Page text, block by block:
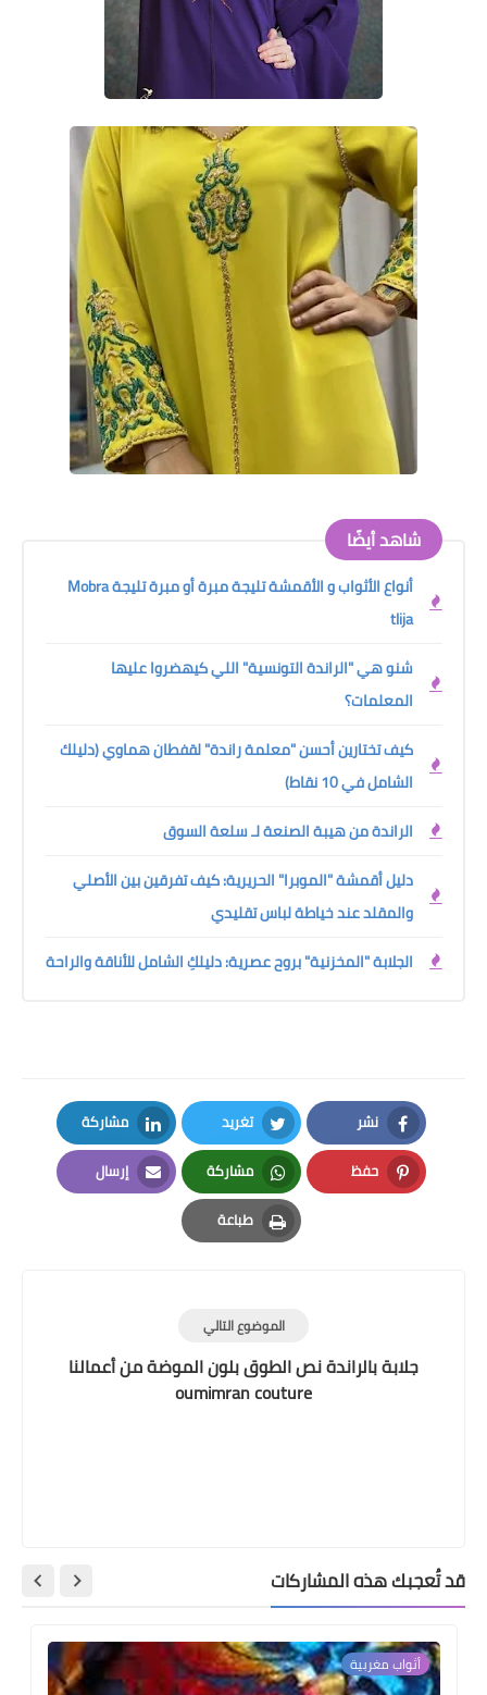
شاهد أيضًا
أنواع الأثواب و الأقمشة تليجة مبرة أو مبرة تليجة Mobra
tlija
شنو هي "الراندة التونسية" اللي كيهضروا عليها
المعلمات؟
كيف تختارين أحسن "معلمة راندة" لقفطان هماوي (دليلك
الشامل في 10 نقاط)
الراندة من هيبة الصنعة لـ سلعة السوق
دليل أقمشة "الموبرا" الحريرية: كيف تفرقين بين الأصلي
والمقلد عند خياطة لباس تقليدي
الجلابة "المخزنية" بروح عصرية: دليلكِ الشامل للأناقة والراحة
نشر
Facebook
تغريد
Twitter
مشاركة
LinkedIn
حفظ
Pinterest
مشاركة
Whatsapp
إرسال
Email
طباعة
Print
الموضوع التالي
جلابة بالراندة نص الطوق بلون الموضة من أعمالنا
oumimran couture
قد تُعجبك هذه المشاركات
أثواب مغربية